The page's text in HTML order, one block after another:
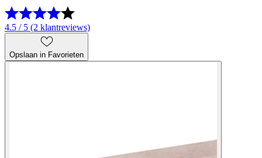
4.5 / 5 (2 klantreviews)
Opslaan in Favorieten